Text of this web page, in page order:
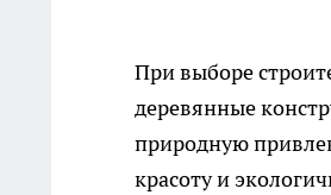
При выборе
деревянные
природную
красоту и